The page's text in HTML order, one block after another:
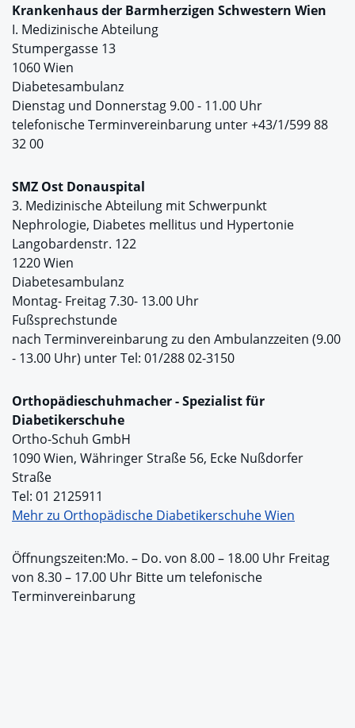
Krankenhaus der Barmherzigen Schwestern Wien
I. Medizinische Abteilung
Stumpergasse 13
1060 Wien
Diabetesambulanz
Dienstag und Donnerstag 9.00 - 11.00 Uhr
telefonische Terminvereinbarung unter +43/1/599 88
32 00
SMZ Ost Donauspital
3. Medizinische Abteilung mit Schwerpunkt
Nephrologie, Diabetes mellitus und Hypertonie
Langobardenstr. 122
1220 Wien
Diabetesambulanz
Montag- Freitag 7.30- 13.00 Uhr
Fußsprechstunde
nach Terminvereinbarung zu den Ambulanzzeiten (9.00
- 13.00 Uhr) unter Tel: 01/288 02-3150
Orthopädieschuhmacher - Spezialist für
Diabetikerschuhe
Ortho-Schuh GmbH
1090 Wien, Währinger Straße 56, Ecke Nußdorfer
Straße
Tel: 01 2125911
Mehr zu Orthopädische Diabetikerschuhe Wien
Öffnungszeiten:Mo. – Do. von 8.00 – 18.00 Uhr Freitag
von 8.30 – 17.00 Uhr Bitte um telefonische
Terminvereinbarung